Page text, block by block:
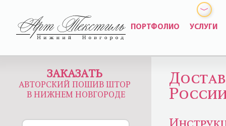
ПОРТФОЛИО УСЛУГИ
ЗАКАЗАТЬ
АВТОРСКИЙ ПОШИВ ШТОР
В НИЖНЕМ НОВГОРОДЕ